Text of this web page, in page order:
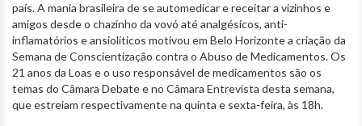
país. A mania brasileira de se automedicar e receitar a vizinhos e
amigos desde o chazinho da vovó até analgésicos, anti-
inflamatórios e ansiolíticos motivou em Belo Horizonte a criação da
Semana de Conscientização contra o Abuso de Medicamentos. Os
21 anos da Loas e o uso responsável de medicamentos são os
temas do Câmara Debate e no Câmara Entrevista desta semana,
que estreiam respectivamente na quinta e sexta-feira, às 18h.